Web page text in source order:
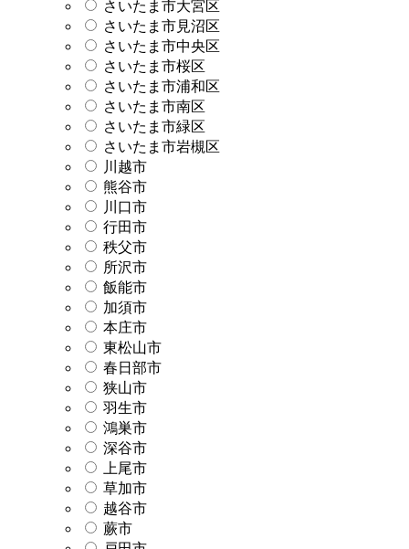
さいたま市大宮区
さいたま市見沼区
さいたま市中央区
さいたま市桜区
さいたま市浦和区
さいたま市南区
さいたま市緑区
さいたま市岩槻区
川越市
熊谷市
川口市
行田市
秩父市
所沢市
飯能市
加須市
本庄市
東松山市
春日部市
狭山市
羽生市
鴻巣市
深谷市
上尾市
草加市
越谷市
蕨市